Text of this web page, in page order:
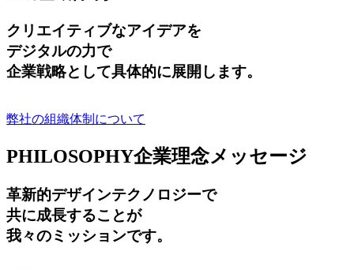
クリエイティブなアイデアを
デジタルの力で
企業戦略として具体的に展開します。
弊社の組織体制について
PHILOSOPHY企業理念メッセージ
革新的デザインテクノロジーで
共に成長することが
我々のミッションです。